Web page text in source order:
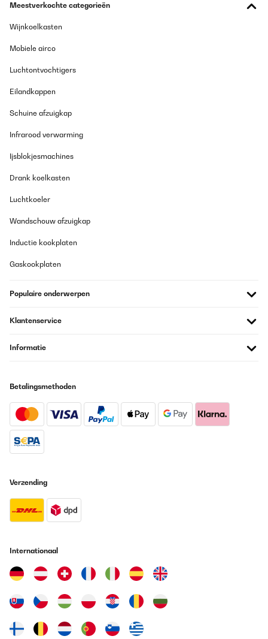
Meestverkochte categorieën
Wijnkoelkasten
Mobiele airco
Luchtontvochtigers
Eilandkappen
Schuine afzuigkap
Infrarood verwarming
Ijsblokjesmachines
Drank koelkasten
Luchtkoeler
Wandschouw afzuigkap
Inductie kookplaten
Gaskookplaten
Populaire onderwerpen
Klantenservice
Informatie
Betalingsmethoden
Verzending
Internationaal